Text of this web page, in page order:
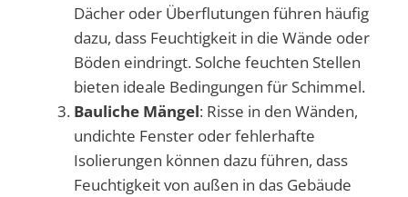
Dächer oder Überflutungen führen häufig
dazu, dass Feuchtigkeit in die Wände oder
Böden eindringt. Solche feuchten Stellen
bieten ideale Bedingungen für Schimmel.
Bauliche Mängel: Risse in den Wänden,
undichte Fenster oder fehlerhafte
Isolierungen können dazu führen, dass
Feuchtigkeit von außen in das Gebäude